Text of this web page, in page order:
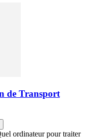
de Transport
ordinateur pour traiter